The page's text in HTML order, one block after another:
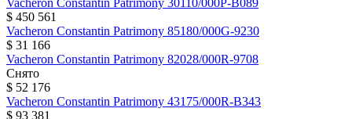
Vacheron Constantin Patrimony 30110/000P-B089
$ 450 561
Vacheron Constantin Patrimony 85180/000G-9230
$ 31 166
Vacheron Constantin Patrimony 82028/000R-9708
Снято
$ 52 176
Vacheron Constantin Patrimony 43175/000R-B343
$ 93 381